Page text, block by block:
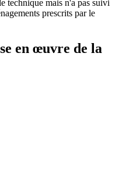
technique mais n'a pas suivi
prescrits par le
en œuvre de la